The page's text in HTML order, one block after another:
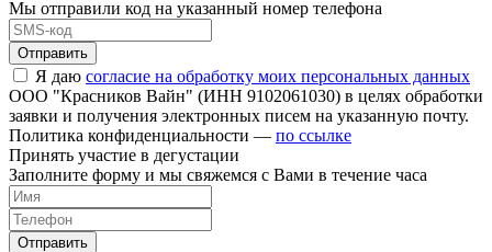
Мы отправили код на указанный номер телефона
Отправить
Я даю согласие на обработку моих персональных данных
ООО "Красников Вайн" (ИНН 9102061030) в целях обработки
заявки и получения электронных писем на указанную почту.
Политика конфиденциальности — по ссылке
Принять участие в дегустации
Заполните форму и мы свяжемся с Вами в течение часа
Отправить